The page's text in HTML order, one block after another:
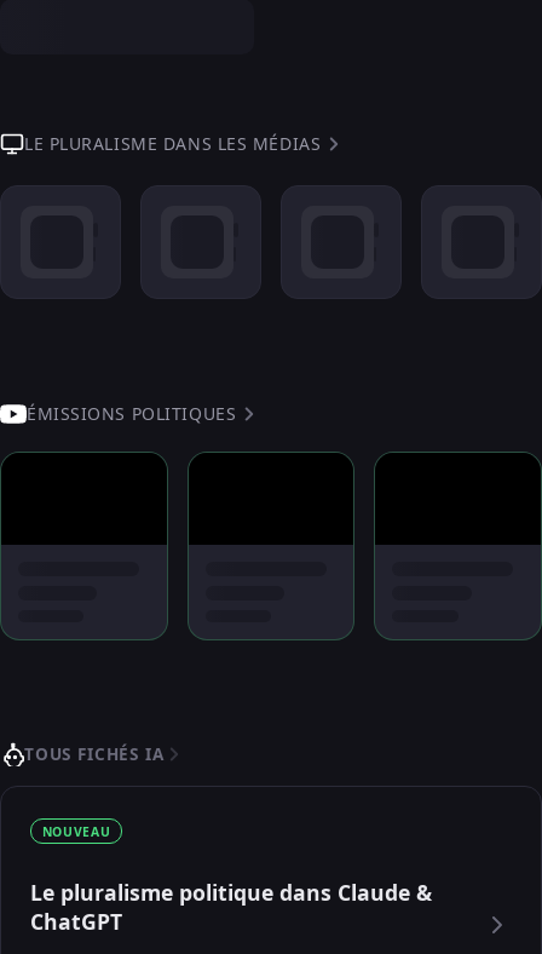
LE PLURALISME DANS LES MÉDIAS
ÉMISSIONS POLITIQUES
TOUS FICHÉS IA
NOUVEAU
Le pluralisme politique dans Claude &
ChatGPT